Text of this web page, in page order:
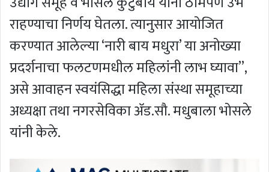
राहण्याचा निर्णय घेतला. त्यानुसार आयोजित
करण्यात आलेल्या ‘नारी बाय मधुरा’ या अनोख्या
प्रदर्शनाचा फलटणमधील महिलांनी लाभ घ्यावा’’,
असे आवाहन स्वयंसिद्धा महिला संस्था समूहाच्या
अध्यक्षा तथा नगरसेविका अ‍ॅड.सौ. मधुबाला भोसले
यांनी केले.